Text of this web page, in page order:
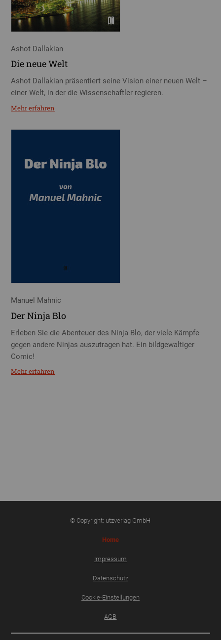
Ashot Dallakian
Die neue Welt
Ashot Dallakian präsentiert seine Vision einer neuen Welt –
einer Welt, in der die Wissenschaftler regieren.
Mehr erfahren
Manuel Mahnic
Der Ninja Blo
Erleben Sie die Abenteuer des Ninja Blo, der viele Kämpfe
gegen andere Ninjas auszutragen hat. Ein bildgewaltiger
Comic!
Mehr erfahren
© Copyright: utzverlag GmbH
Home
Impressum
Datenschutz
Cookie-Einstellungen
AGB